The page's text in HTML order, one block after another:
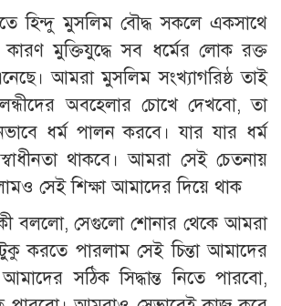
হিন্দু মুসলিম বৌদ্ধ সকলে একসাথে
মুক্তিযুদ্ধে সব ধর্মের লোক রক্ত
আমরা মুসলিম সংখ্যাগরিষ্ঠ তাই
অবহেলার চোখে দেখবো, তা
ধর্ম পালন করবে। যার যার ধর্ম
থাকবে। আমরা সেই চেতনায়
সেই শিক্ষা আমাদের দিয়ে থাক
বললো, সেগুলো শোনার থেকে আমরা
করতে পারলাম সেই চিন্তা আমাদের
সঠিক সিদ্ধান্ত নিতে পারবো,